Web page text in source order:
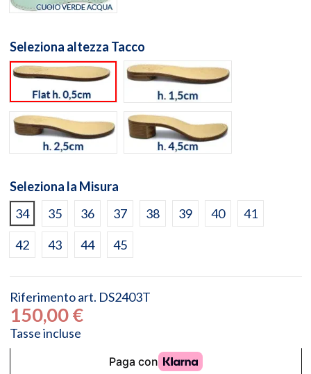
Seleziona altezza Tacco
flat h. 0,5cm
h. 1,5cm
h. 2,5cm h. 4,5cm
Seleziona la Misura
34
35 36 37 38 39 40 41
42 43 44 45
Riferimento art. DS2403T
150,00 €
Tasse incluse